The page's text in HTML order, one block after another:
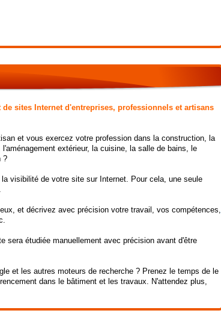
sites Internet d'entreprises, professionnels et artisans
et vous exercez votre profession dans la construction, la
extérieur, la cuisine, la salle de bains, le
?
visibilité de votre site sur Internet. Pour cela, une seule
et décrivez avec précision votre travail, vos compétences,
sera étudiée manuellement avec précision avant d'être
et les autres moteurs de recherche ? Prenez le temps de le
dans le bâtiment et les travaux. N'attendez plus,